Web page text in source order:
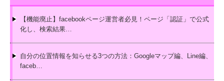
【機能廃止】facebookページ運営者必見！ページ「認証」で公式
化し、検索結果…
自分の位置情報を知らせる3つの方法：Googleマップ編、Line編、
faceb…